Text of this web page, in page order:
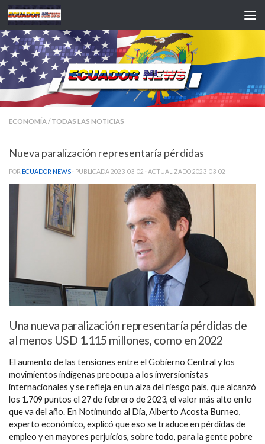
Saltar al contenido
ECONOMÍA/ TODAS LAS NOTICIAS
Nueva paralización representaría pérdidas
POR ECUADOR NEWS · PUBLICADA2023-03-02 · ACTUALIZADO2023-03-02
Una nueva paralización representaría pérdidas de
al menos USD 1.115 millones, como en 2022
El aumento de las tensiones entre el Gobierno Central y los
movimientos indígenas preocupa a los inversionistas
internacionales y se refleja en un alza del riesgo país, que alcanzó
los 1.709 puntos el 27 de febrero de 2023, el valor más alto en lo
que va del año. En Notimundo al Día, Alberto Acosta Burneo,
experto económico, explicó que eso se traduce en pérdidas de
empleo y en mayores perjuicios, sobre todo, para la gente pobre